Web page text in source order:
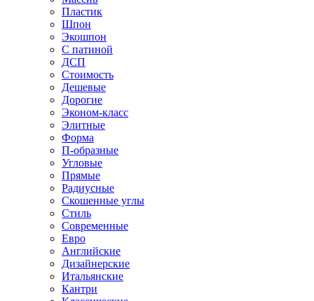
Пластик
Шпон
Экошпон
С патиной
ДСП
Стоимость
Дешевые
Дорогие
Эконом-класс
Элитные
Форма
П-образные
Угловые
Прямые
Радиусные
Скошенные углы
Стиль
Современные
Евро
Английские
Дизайнерские
Итальянские
Кантри